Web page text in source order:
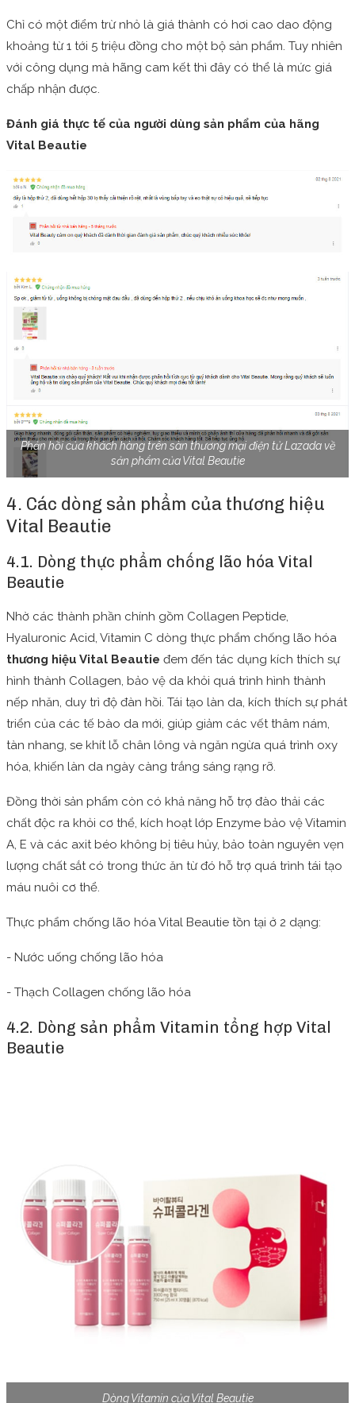
Chỉ có một điểm trừ nhỏ là giá thành có hơi cao dao động
khoảng từ 1 tới 5 triệu đồng cho một bộ sản phẩm. Tuy nhiên
với công dụng mà hãng cam kết thì đây có thể là mức giá
chấp nhận được.
Đánh giá thực tế của người dùng sản phẩm của hãng
Vital Beautie
Phản hồi của khách hàng trên sàn thương mại điện tử Lazada về
sản phẩm của Vital Beautie
4. Các dòng sản phẩm của thương hiệu
Vital Beautie
4.1. Dòng thực phẩm chống lão hóa Vital
Beautie
Nhờ các thành phần chính gồm Collagen Peptide,
Hyaluronic Acid, Vitamin C dòng thực phẩm chống lão hóa
thương hiệu Vital Beautie đem đến tác dụng kích thích sự
hình thành Collagen, bảo vệ da khỏi quá trình hình thành
nếp nhăn, duy trì độ đàn hồi. Tái tạo làn da, kích thích sự phát
triển của các tế bào da mới, giúp giảm các vết thâm nám,
tàn nhang, se khít lỗ chân lông và ngăn ngừa quá trình oxy
hóa, khiến làn da ngày càng trắng sáng rạng rỡ.
Đồng thời sản phẩm còn có khả năng hỗ trợ đào thải các
chất độc ra khỏi cơ thể, kích hoạt lớp Enzyme bảo vệ Vitamin
A, E và các axit béo không bị tiêu hủy, bảo toàn nguyên vẹn
lượng chất sắt có trong thức ăn từ đó hỗ trợ quá trình tái tạo
máu nuôi cơ thể.
Thực phẩm chống lão hóa Vital Beautie tồn tại ở 2 dạng:
- Nước uống chống lão hóa
- Thạch Collagen chống lão hóa
4.2. Dòng sản phẩm Vitamin tổng hợp Vital
Beautie
Dòng Vitamin của Vital Beautie